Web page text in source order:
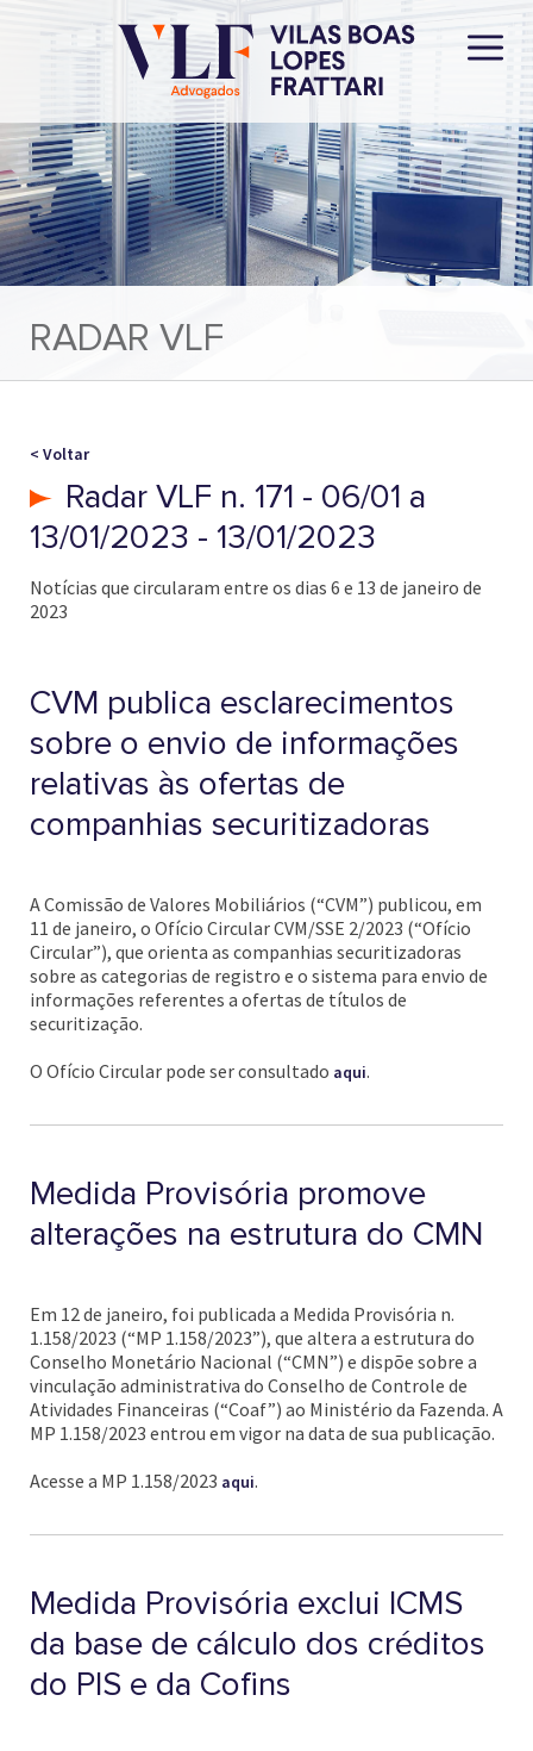
RADAR VLF
< Voltar
Radar VLF n. 171 - 06/01 a
13/01/2023 - 13/01/2023
Notícias que circularam entre os dias 6 e 13 de janeiro de
2023
CVM publica esclarecimentos
sobre o envio de informações
relativas às ofertas de
companhias securitizadoras
A Comissão de Valores Mobiliários (“CVM”) publicou, em
11 de janeiro, o Ofício Circular CVM/SSE 2/2023 (“Ofício
Circular”), que orienta as companhias securitizadoras
sobre as categorias de registro e o sistema para envio de
informações referentes a ofertas de títulos de
securitização.
O Ofício Circular pode ser consultado aqui.
Medida Provisória promove
alterações na estrutura do CMN
Em 12 de janeiro, foi publicada a Medida Provisória n.
1.158/2023 (“MP 1.158/2023”), que altera a estrutura do
Conselho Monetário Nacional (“CMN”) e dispõe sobre a
vinculação administrativa do Conselho de Controle de
Atividades Financeiras (“Coaf”) ao Ministério da Fazenda. A
MP 1.158/2023 entrou em vigor na data de sua publicação.
Acesse a MP 1.158/2023 aqui.
Medida Provisória exclui ICMS
da base de cálculo dos créditos
do PIS e da Cofins